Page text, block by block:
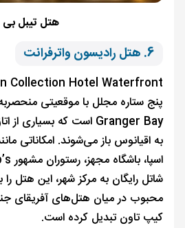
هتل تیبل بی
6. هتل رادیسون واترفرانت
پنج ستاره مجلل با موقعیتی
به اقیانوس باز می‌شوند. امکاناتی
شاتل رایگان به مرکز شهر، این هتل
محبوب در میان هتل‌های آفریقای
کیپ تاون تبدیل کرده است.